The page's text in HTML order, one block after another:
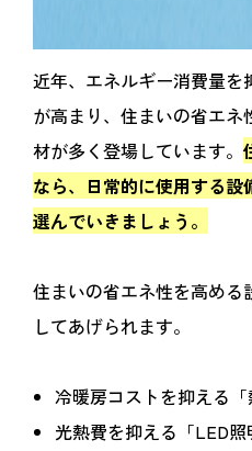
近年、エネルギー消費量
が高まり、住まいの省エ
材が多く登場しています。
なら、日常的に使用する
選んでいきましょう。
住まいの省エネ性を高める
してあげられます。
冷暖房コストを抑える「
光熱費を抑える「LED